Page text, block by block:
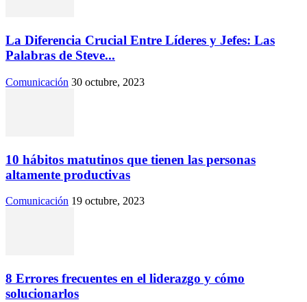
La Diferencia Crucial Entre Líderes y Jefes: Las
Palabras de Steve...
Comunicación 30 octubre, 2023
10 hábitos matutinos que tienen las personas
altamente productivas
Comunicación 19 octubre, 2023
8 Errores frecuentes en el liderazgo y cómo
solucionarlos